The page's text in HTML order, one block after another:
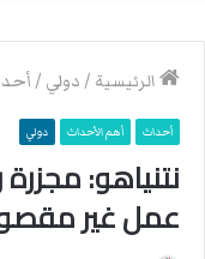
الرئيسية /دولي /
أحداث أهم الأحداث دولي
نتنياهو:
عمل غير